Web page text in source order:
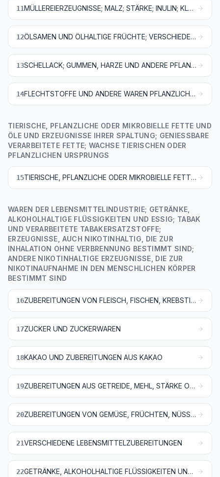
11 MÜLLEREIERZEUGNISSE; MALZ; STÄRKE; INULIN; KLEBER VON WEIZEN
12 ÖLSAMEN UND ÖLHALTIGE FRÜCHTE; VERSCHIEDENE SAMEN UND FRÜCHTE; PFLANZEN ZUM GEWERBE- ODER HEILGEBRAUCH; STROH UND FUTTER
13 SCHELLACK; GUMMEN, HARZE UND ANDERE PFLANZENSÄFTE UND PFLANZENAUSZÜGE
14 FLECHTSTOFFE UND ANDERE WAREN PFLANZLICHEN URSPRUNGS, ANDERWEIT WEDER GENANNT NOCH INBEGRIFFEN
TIERISCHE, PFLANZLICHE ODER MIKROBIELLE FETTE UND
ÖLE UND ERZEUGNISSE IHRER SPALTUNG; GENIESSBARE
VERARBEITETE FETTE; WACHSE TIERISCHEN ODER
PFLANZLICHEN URSPRUNGS
15 TIERISCHE, PFLANZLICHE ODER MIKROBIELLE FETTE UND ÖLE UND ERZEUGNISSE IHRER SPALTUNG; GENIESSBARE VERARBEITETE FETTE; WACHSE TIERISCHEN ODER PFLANZLICHEN URSPRUNGS
WAREN DER LEBENSMITTELINDUSTRIE; GETRÄNKE,
ALKOHOLHALTIGE FLÜSSIGKEITEN UND ESSIG; TABAK
UND VERARBEITETE TABAKERSATZSTOFFE;
ERZEUGNISSE, AUCH NIKOTINHALTIG, DIE ZUR
INHALATION OHNE VERBRENNUNG BESTIMMT SIND;
ANDERE NIKOTINHALTIGE ERZEUGNISSE, DIE ZUR
NIKOTINAUFNAHME IN DEN MENSCHLICHEN KÖRPER
BESTIMMT SIND
16 ZUBEREITUNGEN VON FLEISCH, FISCHEN, KREBSTIEREN, WEICHTIEREN, ANDEREN WIRBELLOSEN WASSERTIEREN ODER VON INSEKTEN
17ZUCKER UND ZUCKERWAREN
18KAKAO UND ZUBEREITUNGEN AUS KAKAO
19 ZUBEREITUNGEN AUS GETREIDE, MEHL, STÄRKE ODER MILCH; BACKWAREN
20 ZUBEREITUNGEN VON GEMÜSE, FRÜCHTEN, NÜSSEN ODER ANDEREN PFLANZENTEILEN
21VERSCHIEDENE LEBENSMITTELZUBEREITUNGEN
22 GETRÄNKE, ALKOHOLHALTIGE FLÜSSIGKEITEN UND ESSIG